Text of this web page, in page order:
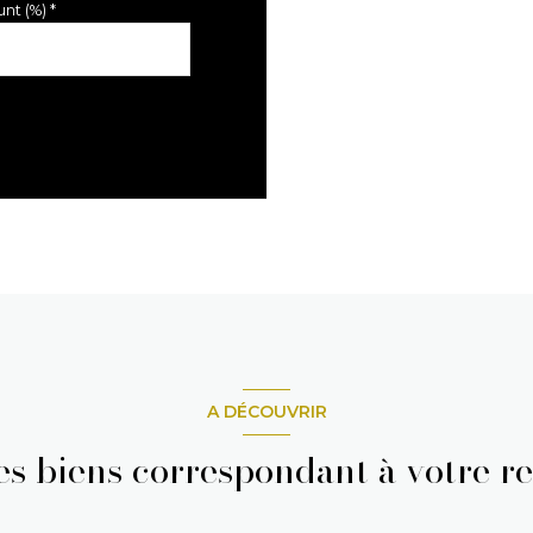
(%) *
A DÉCOUVRIR
biens correspondant à votre